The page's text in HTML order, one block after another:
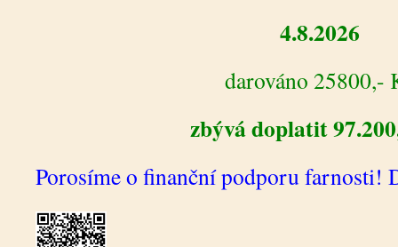
4.8.2026
darováno 25800,-
zbývá doplatit
Porosíme o finanční podporu farnosti!